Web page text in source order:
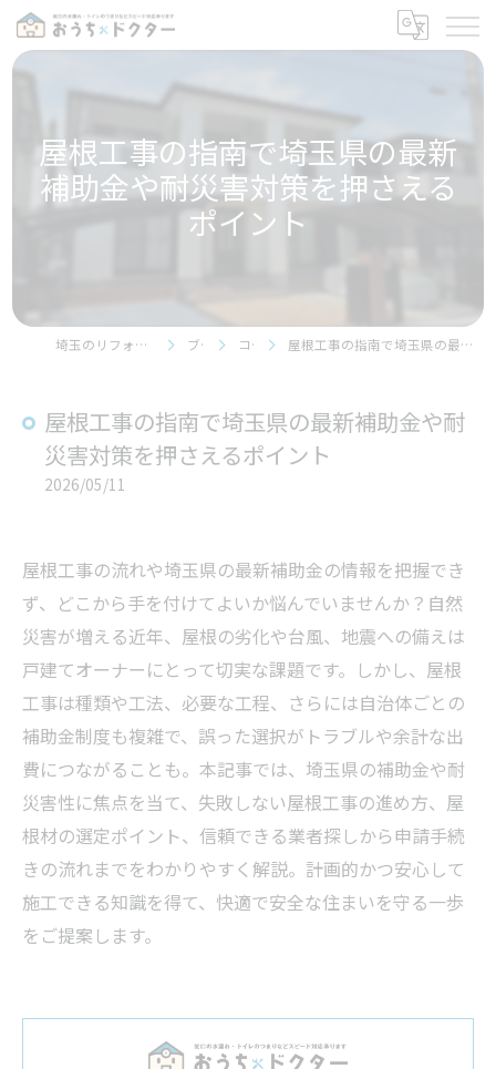
屋根工事の指南で埼玉県の最新
補助金や耐災害対策を押さえる
ポイント
埼玉のリフォームならおうちドクター ブログ コラム 屋根工事の指南で埼玉県の最新補助金や耐災害対策を押さえるポイント
屋根工事の指南で埼玉県の最新補助金や耐
災害対策を押さえるポイント
2026/05/11
屋根工事の流れや埼玉県の最新補助金の情報を把握でき
ず、どこから手を付けてよいか悩んでいませんか？自然
災害が増える近年、屋根の劣化や台風、地震への備えは
戸建てオーナーにとって切実な課題です。しかし、屋根
工事は種類や工法、必要な工程、さらには自治体ごとの
補助金制度も複雑で、誤った選択がトラブルや余計な出
費につながることも。本記事では、埼玉県の補助金や耐
災害性に焦点を当て、失敗しない屋根工事の進め方、屋
根材の選定ポイント、信頼できる業者探しから申請手続
きの流れまでをわかりやすく解説。計画的かつ安心して
施工できる知識を得て、快適で安全な住まいを守る一歩
をご提案します。